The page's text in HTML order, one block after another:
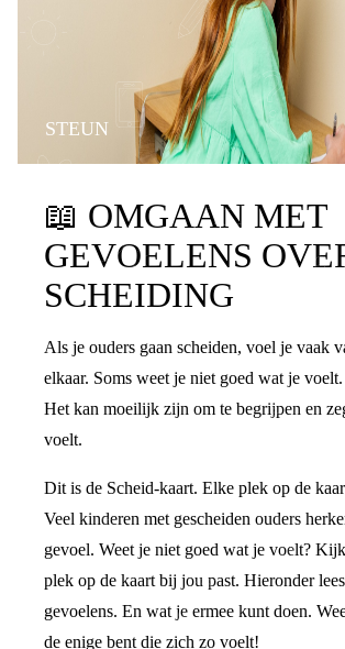
STEUN
📖 OMGAAN MET
GEVOELENS
SCHEIDING
Als je ouders gaan scheiden, voel je vaak
elkaar. Soms weet je niet goed wat je
Het kan moeilijk zijn om te begrijpen en
voelt.
Dit is de Scheid-kaart. Elke plek op de
Veel kinderen met gescheiden ouders
gevoel. Weet je niet goed wat je voelt?
plek op de kaart bij jou past. Hieronder
gevoelens. En wat je ermee kunt doen.
de enige bent die zich zo voelt!